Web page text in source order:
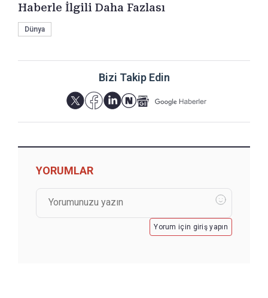
Haberle İlgili Daha Fazlası
Dünya
Bizi Takip Edin
YORUMLAR
Yorum için giriş yapın